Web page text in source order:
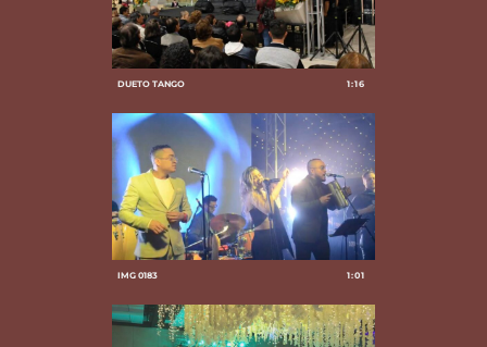
DUETO TANGO 1:16
IMG 0183 1:01